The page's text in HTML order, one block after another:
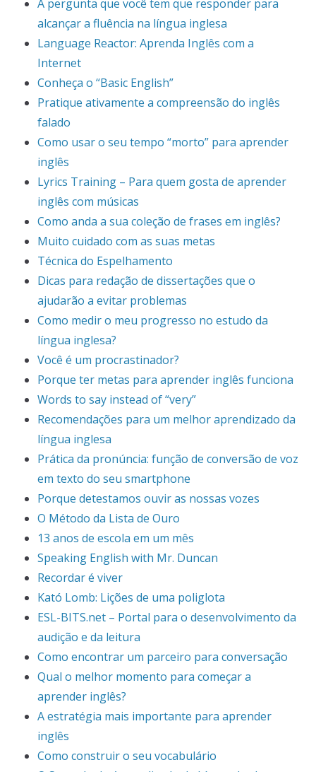
A pergunta que você tem que responder para
alcançar a fluência na língua inglesa
Language Reactor: Aprenda Inglês com a
Internet
Conheça o “Basic English”
Pratique ativamente a compreensão do inglês
falado
Como usar o seu tempo “morto” para aprender
inglês
Lyrics Training – Para quem gosta de aprender
inglês com músicas
Como anda a sua coleção de frases em inglês?
Muito cuidado com as suas metas
Técnica do Espelhamento
Dicas para redação de dissertações que o
ajudarão a evitar problemas
Como medir o meu progresso no estudo da
língua inglesa?
Você é um procrastinador?
Porque ter metas para aprender inglês funciona
Words to say instead of “very”
Recomendações para um melhor aprendizado da
língua inglesa
Prática da pronúncia: função de conversão de voz
em texto do seu smartphone
Porque detestamos ouvir as nossas vozes
O Método da Lista de Ouro
13 anos de escola em um mês
Speaking English with Mr. Duncan
Recordar é viver
Kató Lomb: Lições de uma poliglota
ESL-BITS.net – Portal para o desenvolvimento da
audição e da leitura
Como encontrar um parceiro para conversação
Qual o melhor momento para começar a
aprender inglês?
A estratégia mais importante para aprender
inglês
Como construir o seu vocabulário